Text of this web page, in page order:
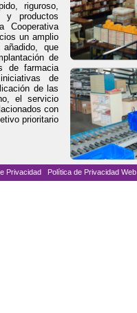
riguroso,
y productos
Cooperativa
un amplio
que
de
de farmacia
de
de las
el servicio
con
prioritario
Privacidad Política de Privacidad Web